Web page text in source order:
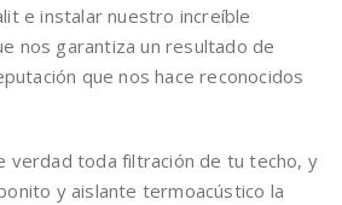
e instalar nuestro increíble
nos garantiza un resultado de
que nos hace reconocidos
verdad toda filtración de tu techo, y
y aislante termoacústico la